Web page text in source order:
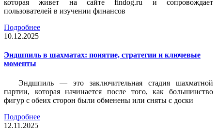
которая живет на сайте findog.ru и сопровождает
пользователей в изучении финансов
Подробнее
10.12.2025
Эндшпиль в шахматах: понятие, стратегии и ключевые
моменты
Эндшпиль — это заключительная стадия шахматной
партии, которая начинается после того, как большинство
фигур с обеих сторон были обменены или сняты с доски
Подробнее
12.11.2025